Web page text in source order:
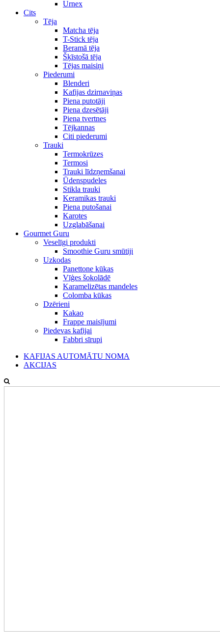
Urnex
Cits
Tēja
Matcha tēja
T-Stick tēja
Beramā tēja
Šķīstošā tēja
Tējas maisiņi
Piederumi
Blenderi
Kafijas dzirnaviņas
Piena putotāji
Piena dzesētāji
Piena tvertnes
Tējkannas
Citi piederumi
Trauki
Termokrūzes
Termosi
Trauki līdzņemšanai
Ūdenspudeles
Stikla trauki
Keramikas trauki
Piena putošanai
Karotes
Uzglabāšanai
Gourmet Guru
Veselīgi produkti
Smoothie Guru smūtiji
Uzkodas
Panettone kūkas
Vīģes šokolādē
Karamelizētas mandeles
Colomba kūkas
Dzērieni
Kakao
Frappe maisījumi
Piedevas kafijai
Fabbri sīrupi
KAFIJAS AUTOMĀTU NOMA
AKCIJAS